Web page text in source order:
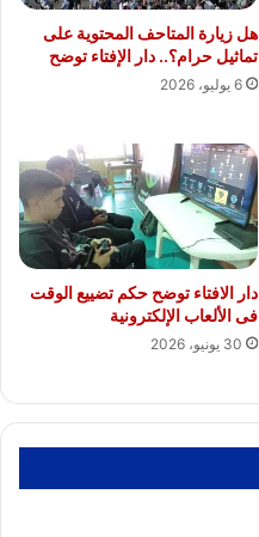
هل زيارة المتاحف المحتوية على
تماثيل حرام؟.. دار الإفتاء توضح
6 يوليو، 2026
دار الافتاء توضح حكم تضييع الوقت
فى الألعاب الإلكترونية
30 يونيو، 2026